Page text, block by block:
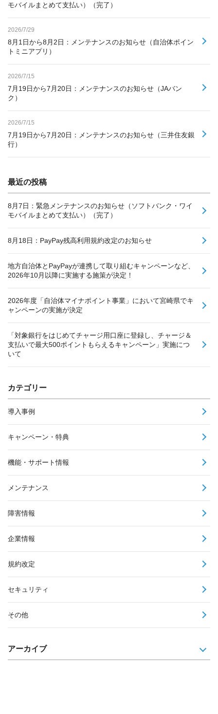
モバイルまとめて支払い）（完了）
2026/7/29
8月1日から8月2日：メンテナンスのお知らせ（自治体ポイン
トミニアプリ）
2026/7/15
7月19日から7月20日：メンテナンスのお知らせ（JAバン
ク）
2026/7/15
7月19日から7月20日：メンテナンスのお知らせ（三井住友銀
行）
最近の投稿
8月7日：緊急メンテナンスのお知らせ（ソフトバンク・ワイ
モバイルまとめて支払い）（完了）
8月18日：PayPay残高利用規約改定のお知らせ
地方自治体とPayPayが連携して取り組むキャンペーンなど、
2026年10月以降に実施する施策が決定！
2026年度「自治体マイナポイント事業」において宮崎県でキ
ャンペーンの実施が決定
「対象銀行をはじめてチャージ用口座に登録し、チャージ＆
支払いで最大500ポイントもらえるキャンペーン」実施につ
いて
カテゴリー
導入事例
キャンペーン・特典
機能・サポート情報
メンテナンス
障害情報
企業情報
規約改定
セキュリティ
その他
アーカイブ